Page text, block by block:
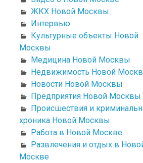
ЖКХ Новой Москвы
Интервью
Культурные объекты Новой
Москвы
Медицина Новой Москвы
Недвижимость Новой
Новости Новой Москвы
Предприятия Новой Москвы
Происшествия и
хроника Новой Москвы
Работа в Новой Москве
Развлечения и отдых в
Москве